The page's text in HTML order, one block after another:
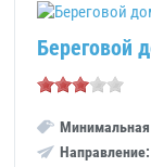
Береговой
Направление: